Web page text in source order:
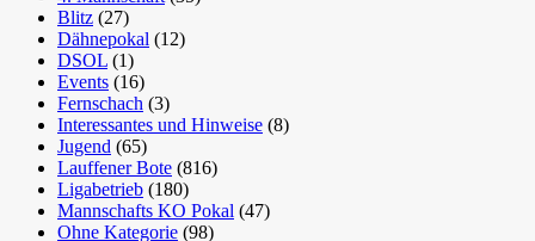
Blitz (27)
Dähnepokal (12)
DSOL (1)
Events (16)
Fernschach (3)
Interessantes und Hinweise (8)
Jugend (65)
Lauffener Bote (816)
Ligabetrieb (180)
Mannschafts KO Pokal (47)
Ohne Kategorie (98)